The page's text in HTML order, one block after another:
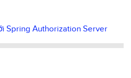
Spring Authorization Server